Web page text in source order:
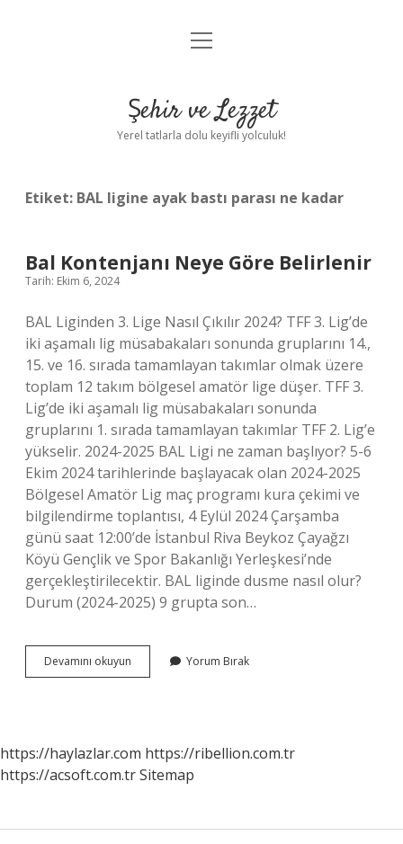
Anasayfa
Yasal Uyarı
menüyü
Şehir ve Lezzet
Yerel tatlarla dolu keyifli yolculuk!
Etiket: BAL ligine ayak bastı parası ne kadar
Bal Kontenjanı Neye Göre Belirlenir
Tarih: Ekim 6, 2024
BAL Liginden 3. Lige Nasıl Çıkılır 2024? TFF 3. Lig’de
iki aşamalı lig müsabakaları sonunda gruplarını 14.,
15. ve 16. sırada tamamlayan takımlar olmak üzere
toplam 12 takım bölgesel amatör lige düşer. TFF 3.
Lig’de iki aşamalı lig müsabakaları sonunda
gruplarını 1. sırada tamamlayan takımlar TFF 2. Lig’e
yükselir. 2024-2025 BAL Ligi ne zaman başlıyor? 5-6
Ekim 2024 tarihlerinde başlayacak olan 2024-2025
Bölgesel Amatör Lig maç programı kura çekimi ve
bilgilendirme toplantısı, 4 Eylül 2024 Çarşamba
günü saat 12:00’de İstanbul Riva Beykoz Çayağzı
Köyü Gençlik ve Spor Bakanlığı Yerleşkesi’nde
gerçekleştirilecektir. BAL liginde dusme nasıl olur?
Durum (2024-2025) 9 grupta son…
Devamını okuyun
Kontenjanı
Yorum Bırak
https://haylazlar.com https://ribellion.com.tr
https://acsoft.com.trSitemap